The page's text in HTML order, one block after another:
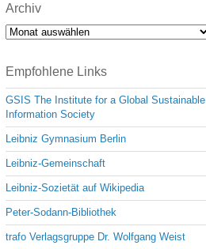
Archiv
Archiv
Empfohlene Links
GSIS The Institute for a Global Sustainable
Information Society
Leibniz Gymnasium Berlin
Leibniz-Gemeinschaft
Leibniz-Sozietät auf Wikipedia
Peter-Sodann-Bibliothek
trafo Verlagsgruppe Dr. Wolfgang Weist